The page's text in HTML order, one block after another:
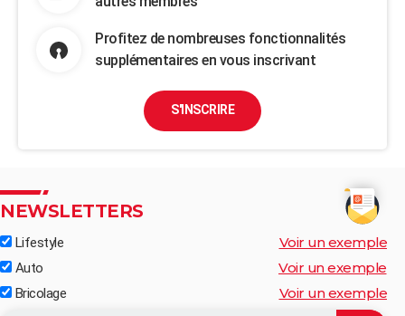
Profitez de nombreuses fonctionnalités
supplémentaires en vous inscrivant
S'INSCRIRE
NEWSLETTERS
Lifestyle Voir un exemple
Auto Voir un exemple
Bricolage Voir un exemple